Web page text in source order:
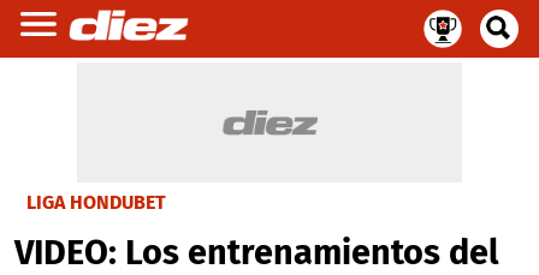
LIGA HONDUBET
VIDEO: Los entrenamientos del